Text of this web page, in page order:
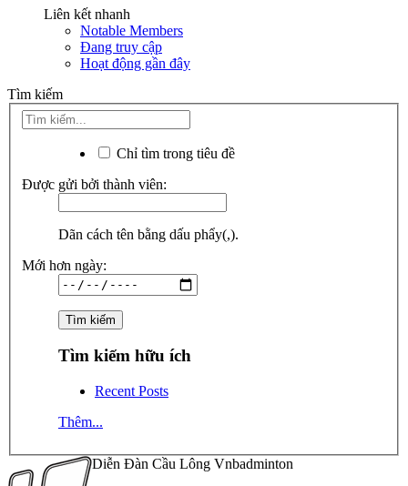
Liên kết nhanh
Notable Members
Đang truy cập
Hoạt động gần đây
Tìm kiếm
Chỉ tìm trong tiêu đề
Được gửi bởi thành viên:
Dãn cách tên bằng dấu phẩy(,).
Mới hơn ngày:
Tìm kiếm hữu ích
Recent Posts
Thêm...
Diễn Đàn Cầu Lông Vnbadminton